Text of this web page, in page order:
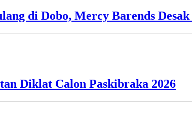
di Dobo, Mercy Barends
Diklat Calon Paskibraka 2026